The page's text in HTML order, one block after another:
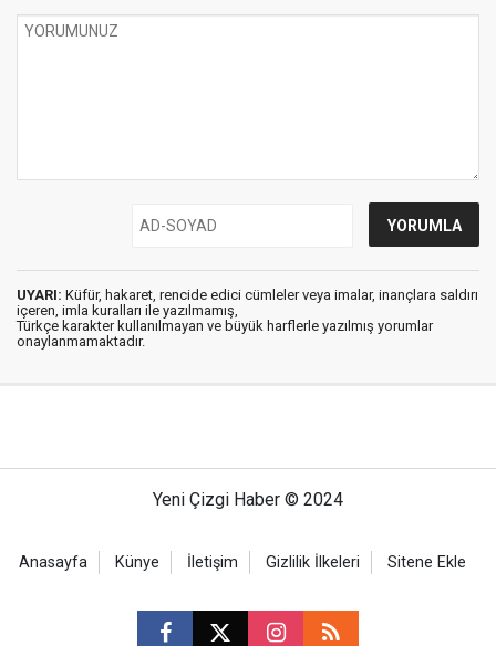
UYARI: Küfür, hakaret, rencide edici cümleler veya imalar, inançlara saldırı
içeren, imla kuralları ile yazılmamış,
Türkçe karakter kullanılmayan ve büyük harflerle yazılmış yorumlar
onaylanmamaktadır.
Yeni Çizgi Haber © 2024
Anasayfa Künye İletişim Gizlilik İlkeleri Sitene Ekle